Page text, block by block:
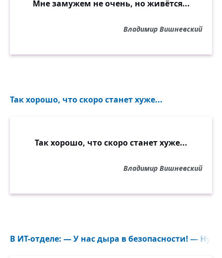
Мне замужем не очень, но живётся...
Владимир Вишневский
Так хорошо, что скоро станет хуже...
Так хорошо, что скоро станет хуже...
Владимир Вишневский
В ИТ-отделе: — У нас дыра в безопасности! — Ну